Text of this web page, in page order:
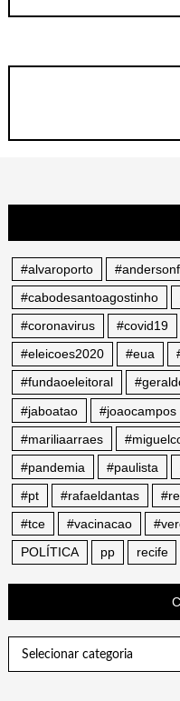
#alvaroporto
#cabodesantoagostinho
#coronavirus
#covid19
#eleicoes2020
#eua
#fundaoeleitoral
#jaboatao
#joaocampos
#mariliaarraes
#pandemia
#paulista
#pt
#rafaeldantas
#tce
#vacinacao
POLÍTICA
pp recife